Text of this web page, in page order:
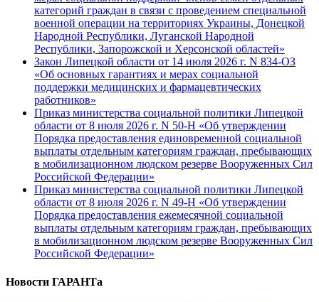
категорий граждан в связи с проведением специальной
военной операции на территориях Украины, Донецкой
Народной Республики, Луганской Народной
Республики, Запорожской и Херсонской областей»
Закон Липецкой области от 14 июля 2026 г. N 834-ОЗ
«Об основных гарантиях и мерах социальной
поддержки медицинских и фармацевтических
работников»
Приказ министерства социальной политики Липецкой
области от 8 июля 2026 г. N 50-Н «Об утверждении
Порядка предоставления единовременной социальной
выплаты отдельным категориям граждан, пребывающих
в мобилизационном людском резерве Вооруженных Сил
Российской Федерации»
Приказ министерства социальной политики Липецкой
области от 8 июля 2026 г. N 49-Н «Об утверждении
Порядка предоставления ежемесячной социальной
выплаты отдельным категориям граждан, пребывающих
в мобилизационном людском резерве Вооруженных Сил
Российской Федерации»
Новости ГАРАНТа